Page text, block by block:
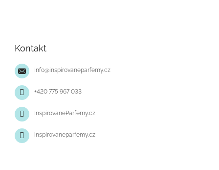
Kontakt
Info@inspirovaneparfemy.cz
+420 775 967 033
InspirovaneParfemy.cz
inspirovaneparfemy.cz